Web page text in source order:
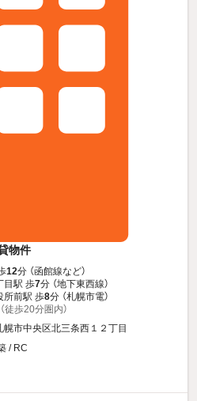
物件
12分 （函館線など）
目駅 歩7分 （地下東西線）
所前駅 歩8分 （札幌市電）
徒歩20分圏内）
幌市中央区北三条西１２丁目
/ RC